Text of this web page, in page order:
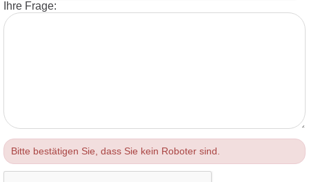
Ihre Frage:
Bitte bestätigen Sie, dass Sie kein Roboter sind.